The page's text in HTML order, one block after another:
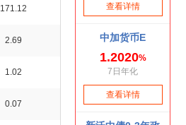
171.12
2.69
1.02
0.07